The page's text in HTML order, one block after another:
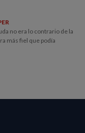
no era lo contrario de la
más fiel que podía